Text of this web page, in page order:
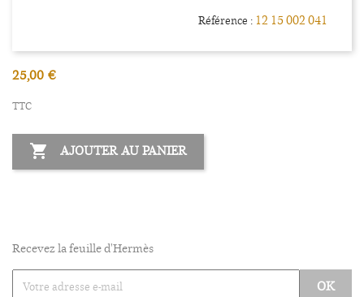
Référence : 12 15 002 041
25,00 €
TTC
 AJOUTER AU PANIER
Recevez la feuille d'Hermès